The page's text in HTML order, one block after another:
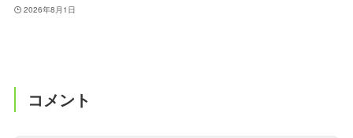
2026年8月1日
コメント